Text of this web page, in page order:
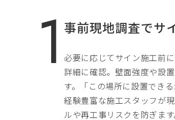
事前現地調査でサ
必要に応じてサイン施工前
詳細に確認。壁面強度や設
す。「この場所に設置でき
経験豊富な施工スタッフが
ルや再工事リスクを防ぎます